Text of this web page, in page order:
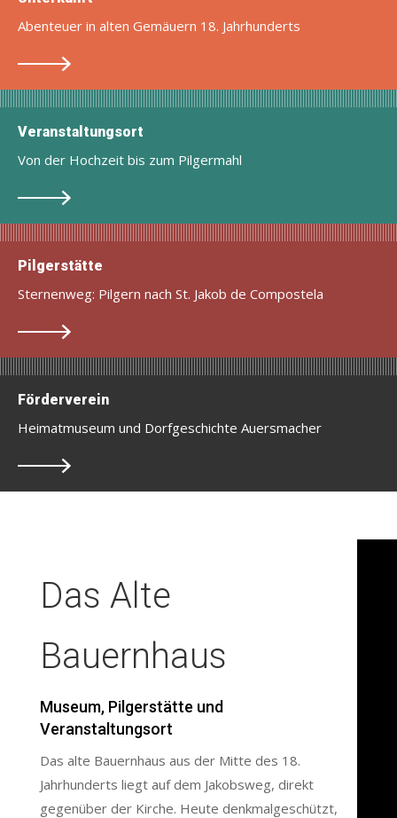
Abenteuer in alten Gemäuern 18. Jahrhunderts
Veranstaltungsort
Von der Hochzeit bis zum Pilgermahl
Pilgerstätte
Sternenweg: Pilgern nach St. Jakob de Compostela
Förderverein
Heimatmuseum und Dorfgeschichte Auersmacher
Das Alte
Bauernhaus
Museum, Pilgerstätte und
Veranstaltungsort
Das alte Bauernhaus aus der Mitte des 18.
Jahrhunderts liegt auf dem Jakobsweg, direkt
gegenüber der Kirche. Heute denkmalgeschützt,